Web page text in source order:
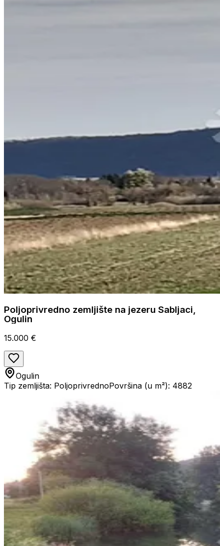
Poljoprivredno zemljište na jezeru Sabljaci,
Ogulin
15.000 €
Ogulin
Tip zemljišta: PoljoprivrednoPovršina (u m²): 4882